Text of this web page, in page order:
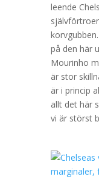
leende
på den här
Mourinho
är stor
är i princip
allt det här
vi är störst